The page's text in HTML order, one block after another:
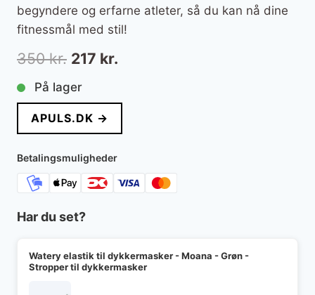
begyndere og erfarne atleter, så du kan nå dine
fitnessmål med stil!
350kr. Den
oprindelige
pris
var:
350 kr..
217 kr.
pris
er:
På lager
APULS.DK →
Betalingsmuligheder
Har du set?
Watery elastik til dykkermasker - Moana - Grøn -
Stropper til dykkermasker